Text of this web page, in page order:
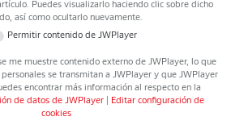
Puedes visualizarlo haciendo clic sobre dicho
así como ocultarlo nuevamente.
Permitir contenido de JWPlayer
me muestre contenido externo de JWPlayer, lo que
se transmitan a JWPlayery que JWPlayer
encontrar más información al respecto en la
de datos de JWPlayer
Editar configuración de
cookies